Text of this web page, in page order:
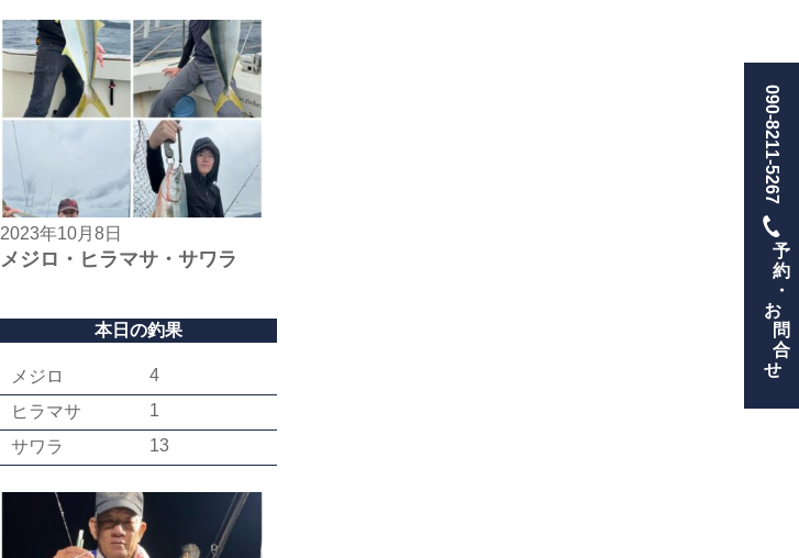
2023年10月8日
メジロ・ヒラマサ・サワラ
本日の釣果
メジロ
4
ヒラマサ
1
サワラ
13
090-8211-5267
予
約
・
お
問
合
せ